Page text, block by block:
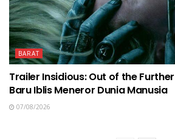
BARAT
Trailer Insidious: Out of the
Baru Iblis Meneror Dunia Manusia
07/08/2026